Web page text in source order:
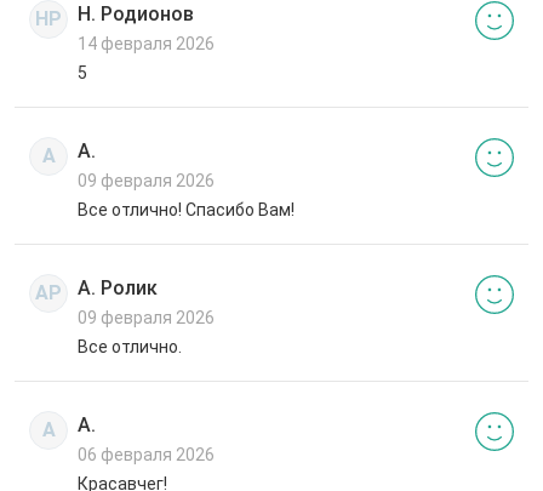
НР Н. Родионов
14 февраля 2026
5
А А.
09 февраля 2026
Все отлично! Спасибо Вам!
АР А. Ролик
09 февраля 2026
Все отлично.
А А.
06 февраля 2026
Красавчег!